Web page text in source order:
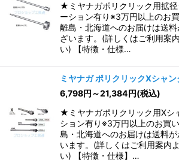
★ミヤナガポリクリック用拡
ーション有り※3万円以上のお
離島・北海道へのお届けは送
ざいます。(詳しくはご利用案
い) 【特徴・仕様…
ミヤナガ ポリクリックXシャン
6,798円 ～21,384円(税込)
★ミヤナガポリクリック用Xシ
ション有り※3万円以上のお買
島・北海道へのお届けは送料
います。(詳しくはご利用案内
い) 【特徴・仕様】…